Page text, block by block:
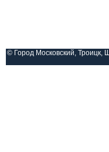
© Город Московский,